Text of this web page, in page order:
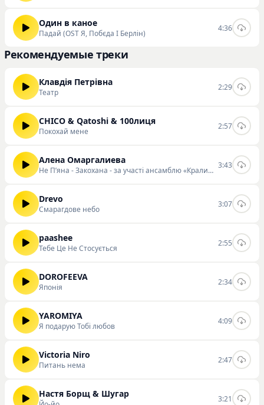
Один в каное
Падай (OST Я, Побєда І Берлін)
4:36
Рекомендуемые треки
Клавдія Петрівна
Театр
2:29
CHICO & Qatoshi & 100лиця
Покохай мене
2:57
Алена Омаргалиева
Не Пʼяна - Закохана - за участі ансамблю «Кралиця»
3:43
Drevo
Смарагдове небо
3:07
paashee
Тебе Це Не Стосується
2:55
DOROFEEVA
Японія
2:34
YAROMIYA
Я подарую Тобі любов
4:09
Victoria Niro
Питань нема
2:47
Настя Борщ & Шугар 3:21